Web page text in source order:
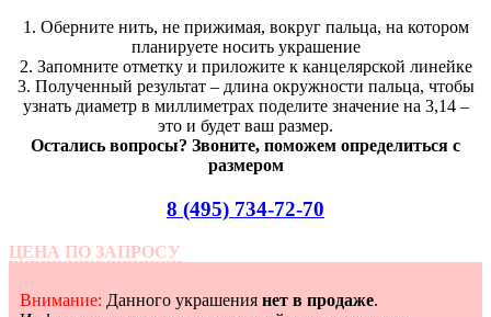
1. Оберните нить, не прижимая, вокруг пальца, на котором
планируете носить украшение
2. Запомните отметку и приложите к канцелярской линейке
3. Полученный результат – длина окружности пальца, чтобы
узнать диаметр в миллиметрах поделите значение на 3,14 –
это и будет ваш размер.
Остались вопросы? Звоните, поможем определиться с
размером
8 (495) 734-72-70
ЦЕНА ПО ЗАПРОСУ
Внимание: Данного украшения нет в продаже.